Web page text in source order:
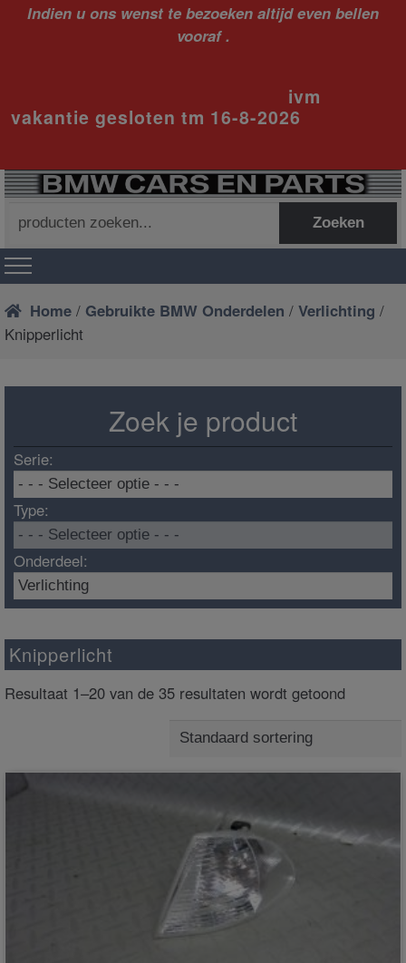
Indien u ons wenst te bezoeken altijd even bellen
vooraf .
ivm
vakantie gesloten tm 16-8-2026
naar:
Zoeken
Home / Gebruikte BMW Onderdelen /Verlichting /
Knipperlicht
Zoek je product
Serie:
Type:
Onderdeel:
Knipperlicht
Resultaat 1–20 van de 35 resultaten wordt getoond